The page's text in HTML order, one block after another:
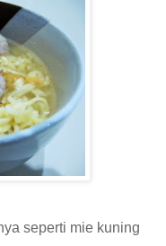
seperti mie kuning